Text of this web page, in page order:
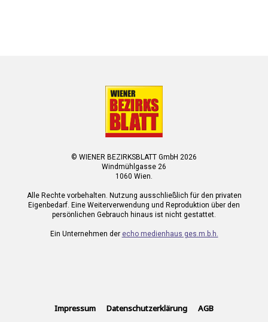
© WIENER BEZIRKSBLATT GmbH 2026
Windmühlgasse 26
1060 Wien.
Alle Rechte vorbehalten. Nutzung ausschließlich für den privaten
Eigenbedarf. Eine Weiterverwendung und Reproduktion über den
persönlichen Gebrauch hinaus ist nicht gestattet.
Ein Unternehmen der echo medienhaus ges.m.b.h.
Impressum Datenschutzerklärung AGB